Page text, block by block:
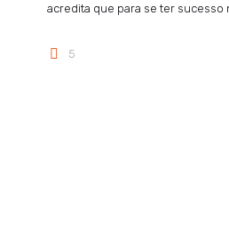
acredita que para se ter sucesso
5